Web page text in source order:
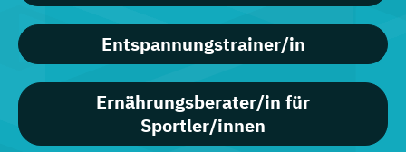
Entspannungstrainer/in
Ernährungsberater/in für
Sportler/innen